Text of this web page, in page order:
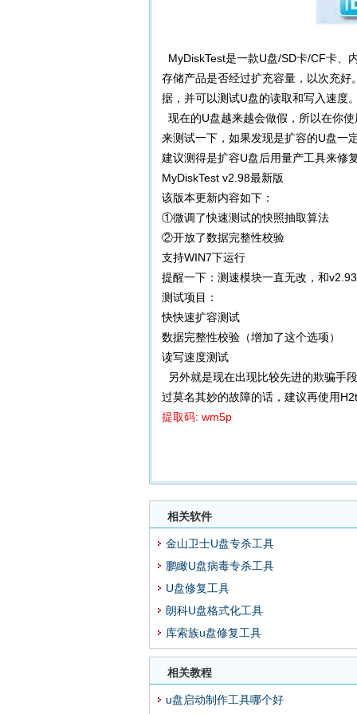
MyDiskTest是一款U盘/SD卡/CF卡、
存储产品是否经过扩充容量，以次充
据，并可以测试U盘的读取和写入速度
现在的U盘越来越会做假，所以在你
来测试一下，如果发现是扩容的U盘一
建议测得是扩容U盘后用量产工具来修
MyDiskTest v2.98最新版
该版本更新内容如下：
①微调了快速测试的快照抽取算法
②开放了数据完整性校验
支持WIN7下运行
提醒一下：测速模块一直无改，和
测试项目：
快快速扩容测试
数据完整性校验（增加了这个选项）
读写速度测试
另外就是现在出现比较先进的欺骗手
过莫名其妙的故障的话，建议再使用
提取码: wm5p
相关软件
金山卫士U盘专杀工具
鹏瞰U盘病毒专杀工具
U盘修复工具
朗科U盘格式化工具
库索族u盘修复工具
相关教程
u盘启动制作工具哪个好